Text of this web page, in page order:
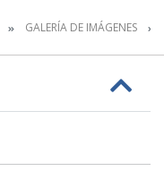
GALERÍA DE IMÁGENES